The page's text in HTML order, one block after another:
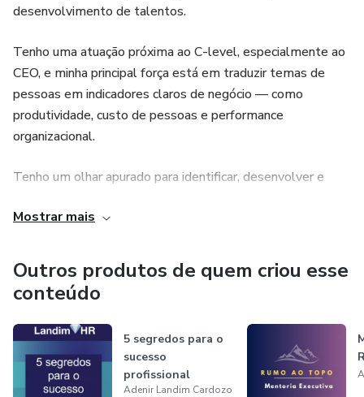
desenvolvimento de talentos.
Tenho uma atuação próxima ao C-level, especialmente ao
CEO, e minha principal força está em traduzir temas de
pessoas em indicadores claros de negócio — como
produtividade, custo de pessoas e performance
organizacional.
Tenho um olhar apurado para identificar, desenvolver e
processos como calibração, sucessão e avaliações
Também atuo como mentora, apoiando profissionais no
avanço de suas carreiras por meio de programas como o
“Rumo ao Topo”, onde combino estratégia, clareza e
desenvolvimento de mentalidade para gerar resultados
concretos.
Mostrar mais
Outros produtos de quem criou esse
conteúdo
5 segredos para o
sucesso
profissional
Adenir Landim Cardozo